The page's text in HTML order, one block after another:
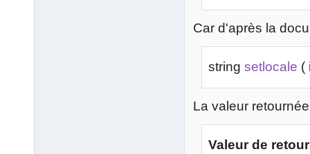
Car d'après la
string setlocale (
La valeur
Valeur de retour